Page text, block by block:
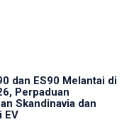
dan ES90 Melantai di
Perpaduan
Skandinavia dan
EV